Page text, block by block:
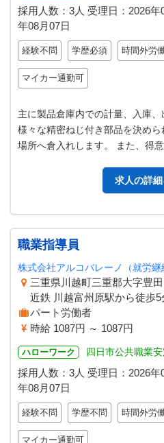
採用人数：3人 受理日： 2026年
年08月07日
経験不問 学歴必須 時間外労
マイカー通勤可
主に製品倉庫内での計量、入庫、
様々な精密ねじ付き部品を決め
場所へ倉入れします。 また、得
求人の詳
職業指導員
株式会社アルコバレーノ（就労継
三重県川越町三重郡大字豊
近鉄 川越富州原駅から徒歩5
パート労働者
時給 1087円 ～ 1087円
ハローワーク 四日市公共職業
採用人数：3人 受理日： 2026年
年08月07日
経験不問 学歴不問 時間外労
マイカー通勤可